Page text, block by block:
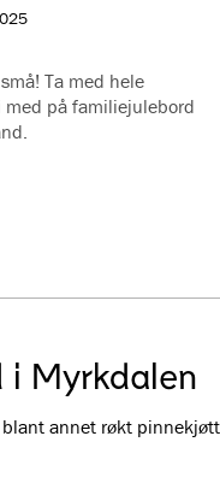
Ta med hele
på familiejulebord
i Myrkdalen
annet røkt